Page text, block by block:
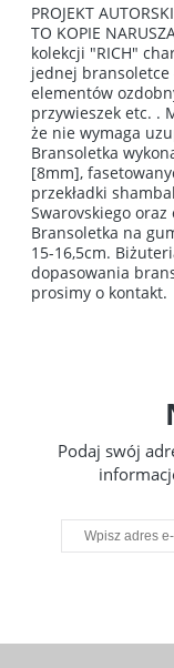
PROJEKT
TO KOPIE
kolekcji "RICH"
jednej bransoletce
elementów
przywieszek etc. .
że nie wymaga
Bransoletka
[8mm],
przekładki
Swarovskiego
Bransoletka na
15-16,5cm.
dopasowania
prosimy o kontakt.
Podaj swój